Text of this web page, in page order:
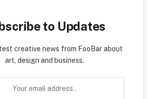
to Updates
creative news from FooBar about
art, design and business.